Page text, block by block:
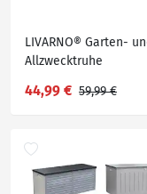
LIVARNO® Garten-
Allzwecktruhe
44,99 € 59,99 €